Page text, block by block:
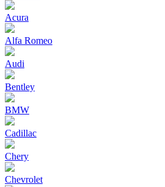
Acura
Alfa Romeo
Audi
Bentley
BMW
Cadillac
Chery
Chevrolet